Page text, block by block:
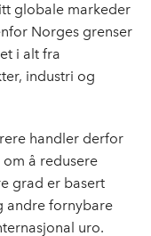
globale markeder
Norges grenser
i alt fra
industri og
handler derfor
å redusere
grad er basert
andre fornybare
uro.